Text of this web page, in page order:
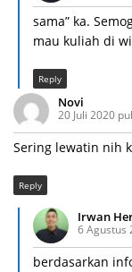
sama” ka.
mau kuliah di
Reply
Novi
20 Juli 2020
Sering lewatin nih
Reply
Irwan
6 Agustus
berdasarkan